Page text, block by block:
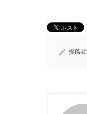
投稿者: